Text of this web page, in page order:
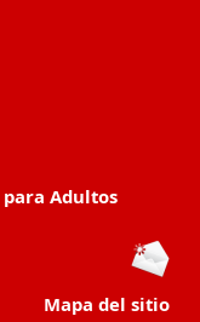
Adultos
Mapa del sitio